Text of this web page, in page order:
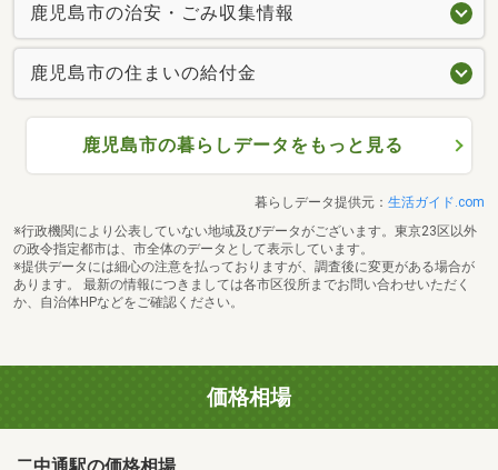
鹿児島市の治安・ごみ収集情報
鹿児島市の住まいの給付金
鹿児島市の暮らしデータをもっと見る
暮らしデータ提供元： 生活ガイド.com
※行政機関により公表していない地域及びデータがございます。東京23区以外
の政令指定都市は、市全体のデータとして表示しています。
※提供データには細心の注意を払っておりますが、調査後に変更がある場合が
あります。 最新の情報につきましては各市区役所までお問い合わせいただく
か、自治体HPなどをご確認ください。
価格相場